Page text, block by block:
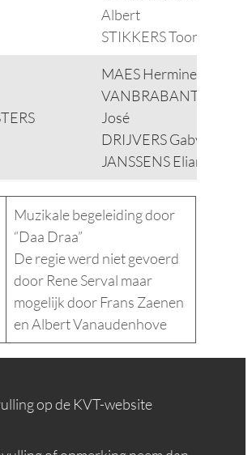
Albert
STIKKERS Toon
MAES Hermine
VANBRABANT
José
DRIJVERS Gaby
JANSSENS Elian
Muzikale begeleiding door
“Daa Draa”
De regie werd niet gevoerd
door Rene Serval maar
mogelijk door Frans Zaenen
en Albert Vanaudenhove
op de KVT-website